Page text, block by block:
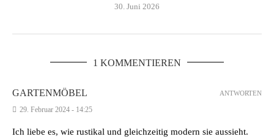
30. Juni 2026
1 KOMMENTIEREN
GARTENMÖBEL
29. Februar 2024 - 14:25
Ich liebe es, wie rustikal und gleichzeitig modern sie aussieht.
ANTWORTEN